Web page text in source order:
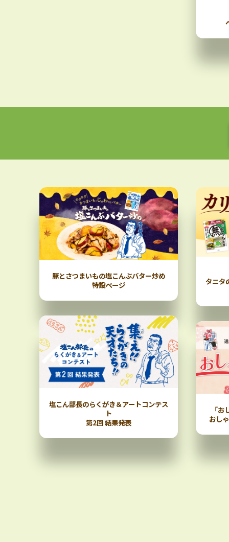
豚とさつまいもの塩こんぶバター炒め
特設ページ
タニタ
塩こん部長のらくがき＆アートコンテス
ト
第2回 結果発表
「
おし